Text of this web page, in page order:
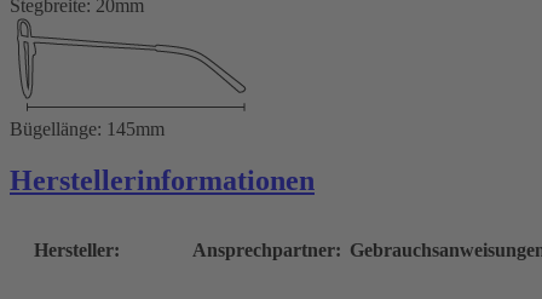
Stegbreite: 20mm
Bügellänge: 145mm
Herstellerinformationen
Hersteller: Ansprechpartner: